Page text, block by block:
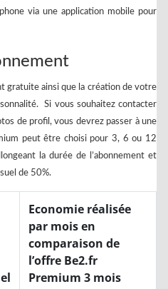
via une application mobile pour
gratuite ainsi que la création de votre
Si vous souhaitez contacter
de profil, vous devrez passer à une
peut être choisi pour 3, 6 ou 12
la durée de l’abonnement et
de 50%.
Economie réalisée
par mois en
comparaison de
l’offre Be2.fr
Premium 3 mois